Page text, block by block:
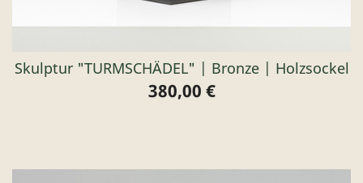
Skulptur "TURMSCHÄDEL" | Bronze | Holzsockel
Preis
380,00 €